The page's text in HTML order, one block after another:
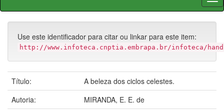
Use este identificador para citar ou linkar para este item:
http://www.infoteca.cnptia.embrapa.br/infoteca/
Título:
A beleza dos ciclos celestes.
Autoria:
MIRANDA, E. E. de